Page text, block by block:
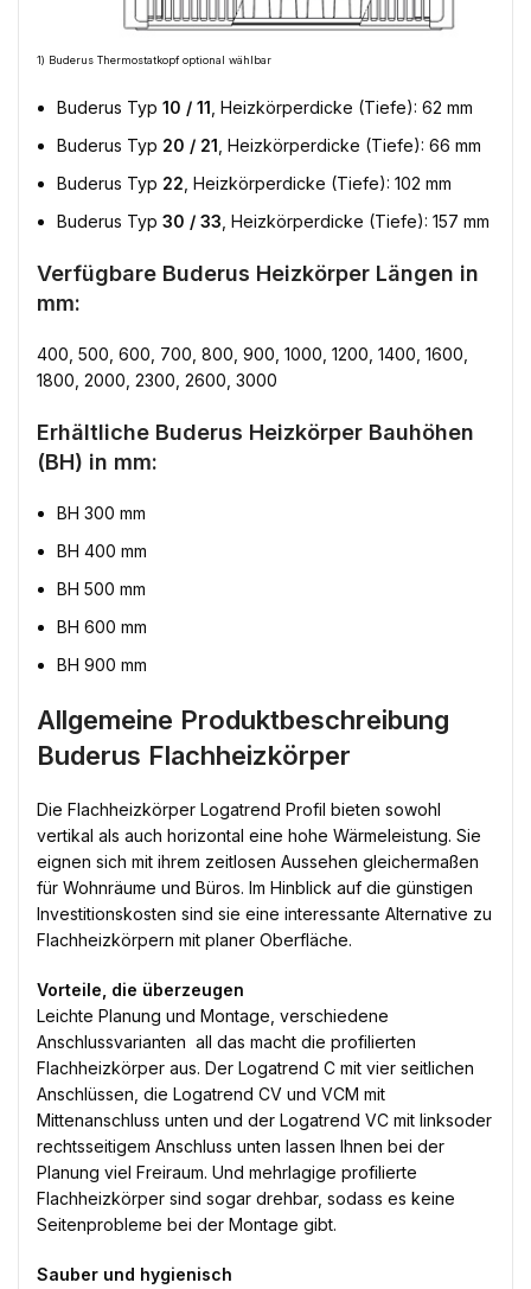
1) Buderus Thermostatkopf optional wählbar
Buderus Typ 10 / 11 , Heizkörperdicke (Tiefe): 62 mm
Buderus Typ 20 / 21 , Heizkörperdicke (Tiefe): 66 mm
Buderus Typ 22 , Heizkörperdicke (Tiefe): 102 mm
Buderus Typ 30 / 33 , Heizkörperdicke (Tiefe): 157 mm
Verfügbare Buderus Heizkörper Längen in
mm:
400, 500, 600, 700, 800, 900, 1000, 1200, 1400, 1600,
1800, 2000, 2300, 2600, 3000
Erhältliche Buderus Heizkörper Bauhöhen
(BH) in mm:
BH 300 mm
BH 400 mm
BH 500 mm
BH 600 mm
BH 900 mm
Allgemeine Produktbeschreibung
Buderus Flachheizkörper
Die Flachheizkörper Logatrend Profil bieten sowohl
vertikal als auch horizontal eine hohe Wärmeleistung. Sie
eignen sich mit ihrem zeitlosen Aussehen gleichermaßen
für Wohnräume und Büros. Im Hinblick auf die günstigen
Investitionskosten sind sie eine interessante Alternative zu
Flachheizkörpern mit planer Oberfläche.
Vorteile, die überzeugen
Leichte Planung und Montage, verschiedene
Anschlussvarianten  all das macht die profilierten
Flachheizkörper aus. Der Logatrend C mit vier seitlichen
Anschlüssen, die Logatrend CV und VCM mit
Mittenanschluss unten und der Logatrend VC mit linksoder
rechtsseitigem Anschluss unten lassen Ihnen bei der
Planung viel Freiraum. Und mehrlagige profilierte
Flachheizkörper sind sogar drehbar, sodass es keine
Seitenprobleme bei der Montage gibt.
Sauber und hygienisch